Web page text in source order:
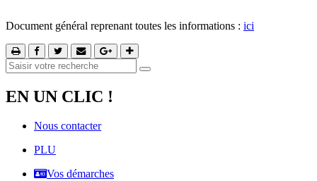
Document général reprenant toutes les informations : ici
EN UN CLIC !
Nous contacter
PLU
Vos démarches